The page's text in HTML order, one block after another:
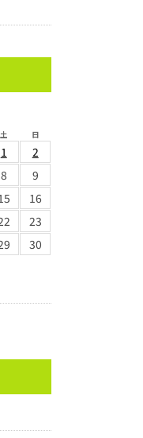
土 日
1
2
8
9
16
23
30